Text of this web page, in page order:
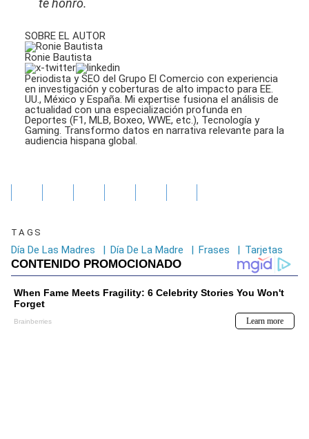
te honro.
SOBRE EL AUTOR
Ronie Bautista
Periodista y SEO del Grupo El Comercio con experiencia
en investigación y coberturas de alto impacto para EE.
UU., México y España. Mi expertise fusiona el análisis de
actualidad con una especialización profunda en
Deportes (F1, MLB, Boxeo, WWE, etc.), Tecnología y
Gaming. Transformo datos en narrativa relevante para la
audiencia hispana global.
TAGS
Día De Las Madres | Día De La Madre | Frases | Tarjetas